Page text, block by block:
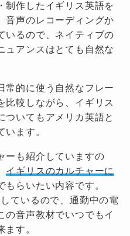
制作したイギリス英語を
音声のレコーディングか
いるので、ネイティブの
ュアンスはとても自然な
常的に使う自然なフレー
比較しながら、イギリス
ついてもアメリカ英語と
ます。
ーも紹介していますの
イギリスのカルチャーに
もらいたい内容です。
ているので、通勤中の電
の音声教材でいつでもイ
す。